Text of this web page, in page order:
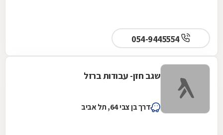
054-9445554
שגב חזן- עבודות ברזל
דרך בן צבי 64, תל אביב